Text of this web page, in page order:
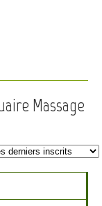
Massage